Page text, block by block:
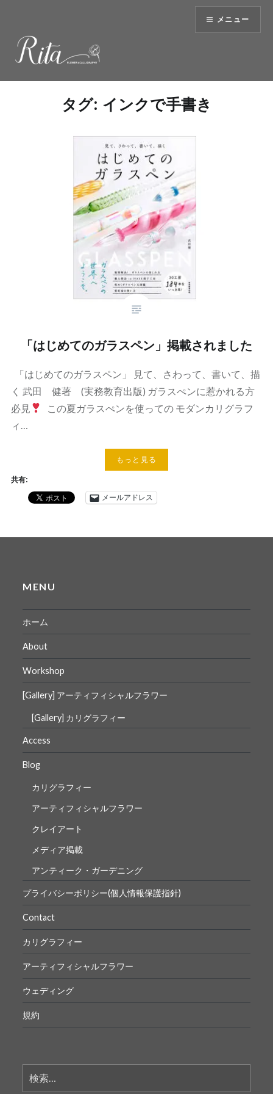
へ
メニュー
タグ: インクで手書き
「はじめてのガラスペン」掲載されました
「はじめてのガラスペン」 見て、さわって、書いて、描
く 武田 健著 (実務教育出版) ガラスぺンに惹かれる方
必見
この夏ガラスぺンを使っての モダンカリグラフ
ィ…
もっと見る
共有:
メールアドレス
MENU
ホーム
About
Workshop
[Gallery] アーティフィシャルフラワー
[Gallery] カリグラフィー
Access
Blog
カリグラフィー
アーティフィシャルフラワー
クレイアート
メディア掲載
アンティーク・ガーデニング
プライバシーポリシー(個人情報保護指針)
Contact
カリグラフィー
アーティフィシャルフラワー
ウェディング
規約
索: